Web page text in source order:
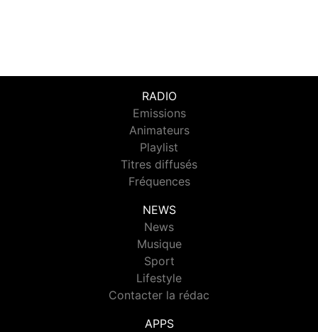
RADIO
Emissions
Animateurs
Playlist
Titres diffusés
Fréquences
NEWS
News
Musique
Sport
Lifestyle
Contacter la rédac
APPS